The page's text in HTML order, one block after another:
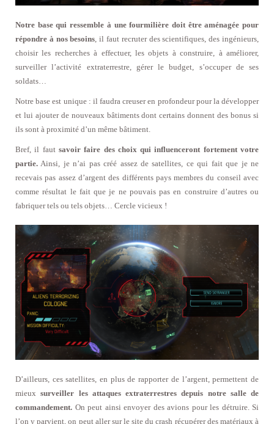
Notre base qui ressemble à une fourmilière doit être aménagée pour
répondre à nos besoins, il faut recruter des scientifiques, des ingénieurs,
choisir les recherches à effectuer, les objets à construire, à améliorer,
surveiller l’activité extraterrestre, gérer le budget, s’occuper de ses
soldats…
Notre base est unique : il faudra creuser en profondeur pour la développer
et lui ajouter de nouveaux bâtiments dont certains donnent des bonus si
ils sont à proximité d’un même bâtiment.
Bref, il faut savoir faire des choix qui influenceront fortement votre
partie. Ainsi, je n’ai pas créé assez de satellites, ce qui fait que je ne
recevais pas assez d’argent des différents pays membres du conseil avec
comme résultat le fait que je ne pouvais pas en construire d’autres ou
fabriquer tels ou tels objets… Cercle vicieux !
D’ailleurs, ces satellites, en plus de rapporter de l’argent, permettent de
mieuxsurveiller les attaques extraterrestres depuis notre salle de
commandement. On peut ainsi envoyer des avions pour les détruire. Si
l’on y parvient, on peut aller sur le site du crash récupérer des matériaux à